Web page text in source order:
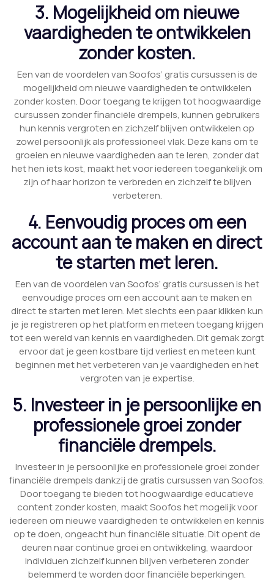
3. Mogelijkheid om nieuwe
vaardigheden te ontwikkelen
zonder kosten.
Een van de voordelen van Soofos’ gratis cursussen is de
mogelijkheid om nieuwe vaardigheden te ontwikkelen
zonder kosten. Door toegang te krijgen tot hoogwaardige
cursussen zonder financiële drempels, kunnen gebruikers
hun kennis vergroten en zichzelf blijven ontwikkelen op
zowel persoonlijk als professioneel vlak. Deze kans om te
groeien en nieuwe vaardigheden aan te leren, zonder dat
het hen iets kost, maakt het voor iedereen toegankelijk om
zijn of haar horizon te verbreden en zichzelf te blijven
verbeteren.
4. Eenvoudig proces om een
account aan te maken en direct
te starten met leren.
Een van de voordelen van Soofos’ gratis cursussen is het
eenvoudige proces om een account aan te maken en
direct te starten met leren. Met slechts een paar klikken kun
je je registreren op het platform en meteen toegang krijgen
tot een wereld van kennis en vaardigheden. Dit gemak zorgt
ervoor dat je geen kostbare tijd verliest en meteen kunt
beginnen met het verbeteren van je vaardigheden en het
vergroten van je expertise.
5. Investeer in je persoonlijke en
professionele groei zonder
financiële drempels.
Investeer in je persoonlijke en professionele groei zonder
financiële drempels dankzij de gratis cursussen van Soofos.
Door toegang te bieden tot hoogwaardige educatieve
content zonder kosten, maakt Soofos het mogelijk voor
iedereen om nieuwe vaardigheden te ontwikkelen en kennis
op te doen, ongeacht hun financiële situatie. Dit opent de
deuren naar continue groei en ontwikkeling, waardoor
individuen zichzelf kunnen blijven verbeteren zonder
belemmerd te worden door financiële beperkingen.